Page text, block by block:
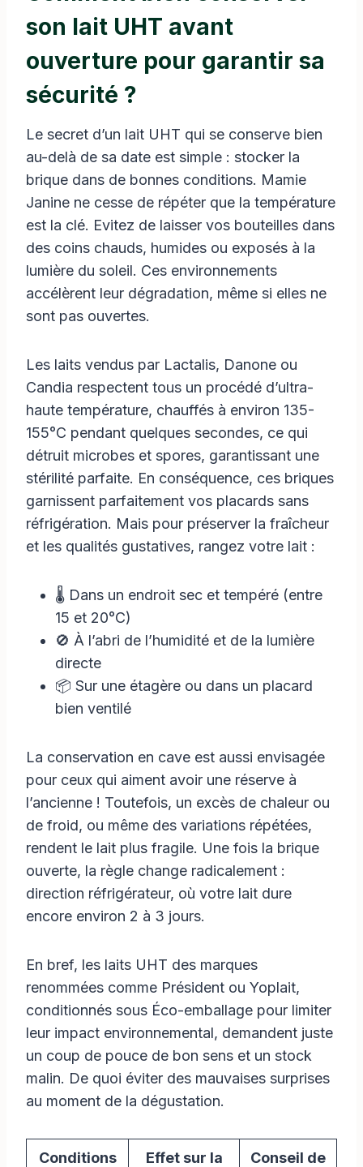
son lait UHT avant
ouverture pour garantir sa
sécurité ?
Le secret d’un lait UHT qui se conserve bien
au-delà de sa date est simple : stocker la
brique dans de bonnes conditions. Mamie
Janine ne cesse de répéter que la température
est la clé. Evitez de laisser vos bouteilles dans
des coins chauds, humides ou exposés à la
lumière du soleil. Ces environnements
accélèrent leur dégradation, même si elles ne
sont pas ouvertes.
Les laits vendus par Lactalis, Danone ou
Candia respectent tous un procédé d’ultra-
haute température, chauffés à environ 135-
155°C pendant quelques secondes, ce qui
détruit microbes et spores, garantissant une
stérilité parfaite. En conséquence, ces briques
garnissent parfaitement vos placards sans
réfrigération. Mais pour préserver la fraîcheur
et les qualités gustatives, rangez votre lait :
🌡️ Dans un endroit sec et tempéré (entre
15 et 20°C)
🚫 À l’abri de l’humidité et de la lumière
directe
📦 Sur une étagère ou dans un placard
bien ventilé
La conservation en cave est aussi envisagée
pour ceux qui aiment avoir une réserve à
l’ancienne ! Toutefois, un excès de chaleur ou
de froid, ou même des variations répétées,
rendent le lait plus fragile. Une fois la brique
ouverte, la règle change radicalement :
direction réfrigérateur, où votre lait dure
encore environ 2 à 3 jours.
En bref, les laits UHT des marques
renommées comme Président ou Yoplait,
conditionnés sous Éco-emballage pour limiter
leur impact environnemental, demandent juste
un coup de pouce de bon sens et un stock
malin. De quoi éviter des mauvaises surprises
au moment de la dégustation.
Conditions
Effet sur la
Conseil de